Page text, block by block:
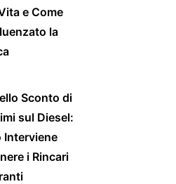
e Come
la
Sconto di
sul Diesel:
Interviene
i Rincari